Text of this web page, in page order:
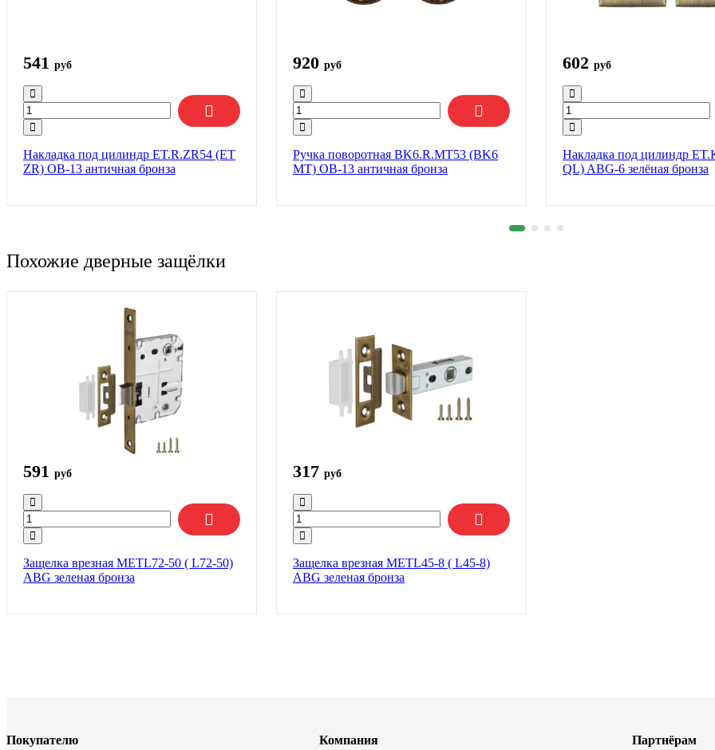
541 руб
Накладка под цилиндр ET.R.ZR54 (ET
ZR) OB-13 античная бронза
920 руб
Ручка поворотная BK6.R.MT53 (BK6
MT) OB-13 античная бронза
602 руб
Накладка под цилиндр
QL) ABG-6 зелёная бронза
Похожие дверные защёлки
591 руб
Защелка врезная METL72-50 ( L72-50)
ABG зеленая бронза
317 руб
Защелка врезная METL45-8 ( L45-8)
ABG зеленая бронза
Покупателю Компания Партнёрам